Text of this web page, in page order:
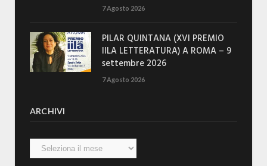
7 Agosto 2026
PILAR QUINTANA (XVI PREMIO
IILA LETTERATURA) A ROMA – 9
settembre 2026
7 Agosto 2026
ARCHIVI
Archivi